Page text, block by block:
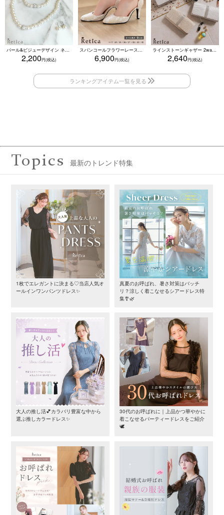
パール&ビジューデザイン ネックレス×ピアス×ブレスレット アクセサリー3set
2,200
スパンコールフラワーレースアンクルストラップハイヒールセパレートパンプス (ベージュ)
6,900
ラインストーンギャザー 2wayプリーツクラッチバッグ(ベージュ/シルバー/ブラック/ホワイト/レッド)
2,640
Topics 最新のトレンド特集
1枚でエレガントに決まる♡当店人気オ
ールインワンパンツドレス✨
真夏のお呼ばれ、暑さ対策はバッチ
リ？涼しく着こなせるシアードレス特
集🎐🌿
大人の推し活💕カラバリ豊富な中から
選ぶ推しカラードレス✨
30代のお呼ばれに｜上品かつ華やかに
着こなせるパーティードレスをご紹介
🕊️